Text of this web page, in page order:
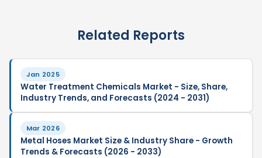
Related Reports
Jan 2025
Water Treatment Chemicals Market - Size, Share,
Industry Trends, and Forecasts (2024 - 2031)
Mar 2026
Metal Hoses Market Size & Industry Share - Growth
Trends & Forecasts (2026 - 2033)